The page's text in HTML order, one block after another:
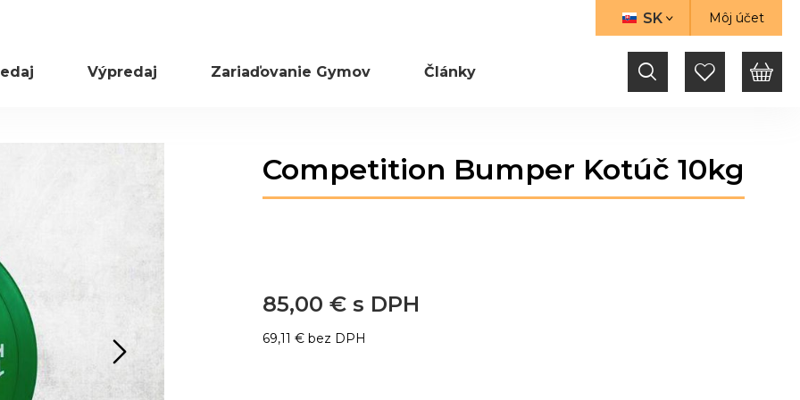
Môj účet
JAZYK
SK
Výpredaj Zariaďovanie Gymov Články
Competition Bumper Kotúč 10kg
85,00 €
69,11 €